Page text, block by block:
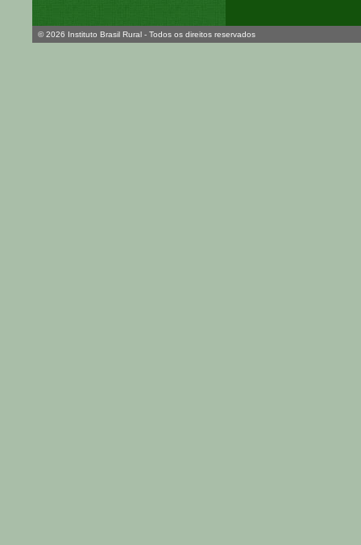
© 2026 Instituto Brasil Rural - Todos os direitos reservados